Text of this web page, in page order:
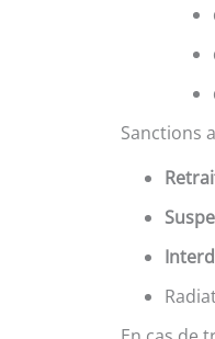
Sanctions